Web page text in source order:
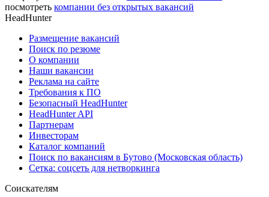
посмотреть компании без открытых вакансий
HeadHunter
Размещение вакансий
Поиск по резюме
О компании
Наши вакансии
Реклама на сайте
Требования к ПО
Безопасный HeadHunter
HeadHunter API
Партнерам
Инвесторам
Каталог компаний
Поиск по вакансиям в Бутово (Московская область)
Сетка: соцсеть для нетворкинга
Соискателям